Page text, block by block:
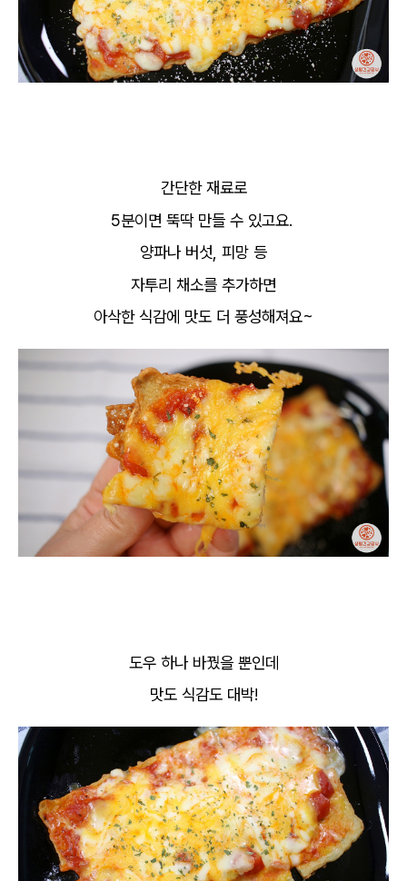
간단한 재료로
5분이면 뚝딱 만들 수 있고요.
양파나 버섯, 피망 등
자투리 채소를 추가하면
아삭한 식감에 맛도 더 풍성해져요~
도우 하나 바꿨을 뿐인데
맛도 식감도 대박!